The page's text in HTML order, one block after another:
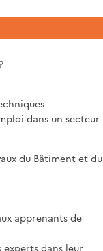
dans un secteur
du Bâtiment et du
apprenants de
dans leur